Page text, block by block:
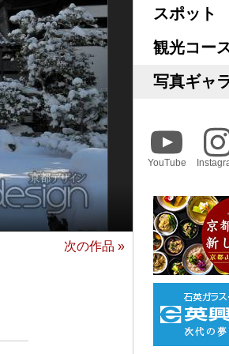
次の作品 »
スポット
観光コー
写真ギャ
YouTube